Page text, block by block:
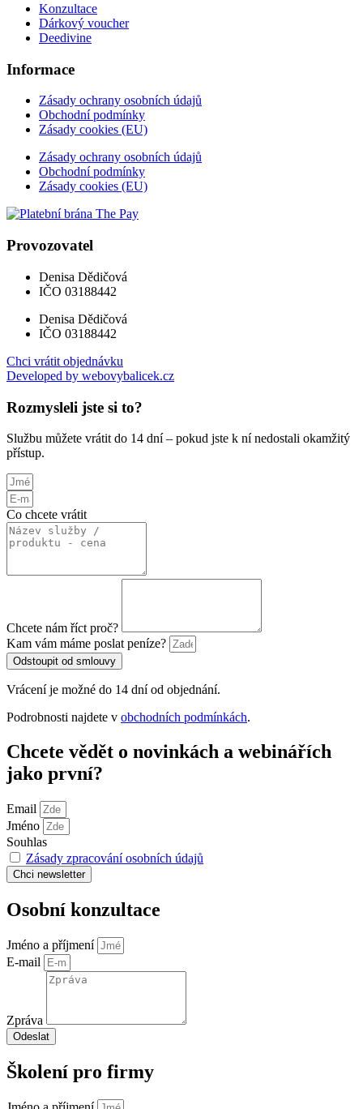
Konzultace
Dárkový voucher
Deedivine
Informace
Zásady ochrany osobních údajů
Obchodní podmínky
Zásady cookies (EU)
Zásady ochrany osobních údajů
Obchodní podmínky
Zásady cookies (EU)
Provozovatel
Denisa Dědičová
IČO 03188442
Denisa Dědičová
IČO 03188442
Chci vrátit objednávku
Developed by webovybalicek.cz
Rozmysleli jste si to?
Službu můžete vrátit do 14 dní – pokud jste k ní nedostali okamžitý
přístup.
Co chcete vrátit
Chcete nám říct proč?
Kam vám máme poslat peníze?
Odstoupit od smlouvy
Vrácení je možné do 14 dní od objednání.
Podrobnosti najdete v obchodních podmínkách.
Chcete vědět o novinkách a webinářích
jako první?
Email
Jméno
Souhlas
Zásady zpracování osobních údajů
Chci newsletter
Osobní konzultace
Jméno a příjmení
E-mail
Zpráva
Odeslat
Školení pro firmy